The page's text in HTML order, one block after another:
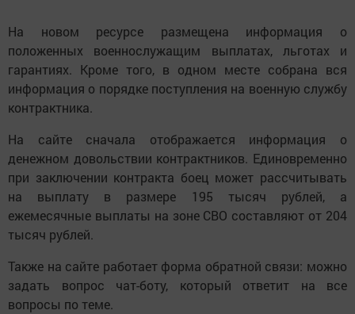
На новом ресурсе размещена информация о
положенных военнослужащим выплатах, льготах и
гарантиях. Кроме того, в одном месте собрана вся
информация о порядке поступления на военную службу
контрактника.
На сайте сначала отображается информация о
денежном довольствии контрактников. Единовременно
при заключении контракта боец может рассчитывать
на выплату в размере 195 тысяч рублей, а
ежемесячные выплаты на зоне СВО составляют от 204
тысяч рублей.
Также на сайте работает форма обратной связи: можно
задать вопрос чат-боту, который ответит на все
вопросы по теме.